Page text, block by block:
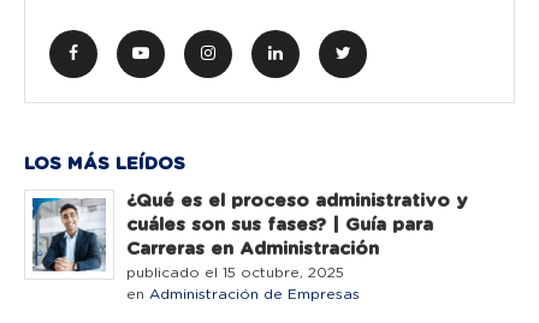
LOS MÁS LEÍDOS
¿Qué es el proceso administrativo y
cuáles son sus fases? | Guía para
Carreras en Administración
publicado el 15 octubre, 2025
en Administración de Empresas